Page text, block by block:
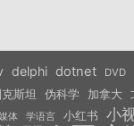
delphi dotnet DVD
斯坦 伪科学 加拿大
体 学语言 小红书 小